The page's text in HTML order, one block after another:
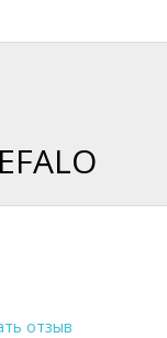
отзыв